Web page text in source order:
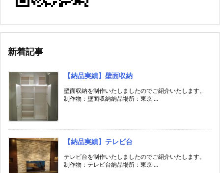
新着記事
【納品実績】壁面収納
壁面収納を制作いたしましたのでご紹介いたします。
制作物：壁面収納納品場所：東京 ...
【納品実績】テレビ台
テレビ台を制作いたしましたのでご紹介いたします。
制作物：テレビ台納品場所：東京 ...